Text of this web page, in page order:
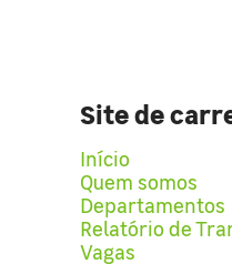
Site de
Início
Quem somos
Departamentos
Relatório de
Vagas